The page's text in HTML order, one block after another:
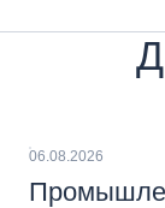
06.08.2026